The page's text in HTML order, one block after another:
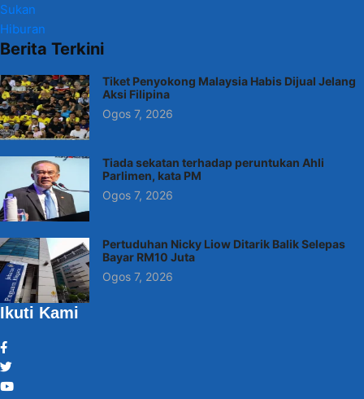
Sukan
Hiburan
Berita Terkini
Tiket Penyokong Malaysia Habis Dijual Jelang
Aksi Filipina
Ogos 7, 2026
Tiada sekatan terhadap peruntukan Ahli
Parlimen, kata PM
Ogos 7, 2026
Pertuduhan Nicky Liow Ditarik Balik Selepas
Bayar RM10 Juta
Ogos 7, 2026
Ikuti Kami